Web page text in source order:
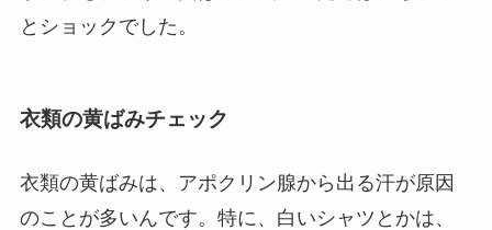
とショックでした。
衣類の黄ばみチェック
衣類の黄ばみは、アポクリン腺から出る汗が原因
のことが多いんです。特に、白いシャツとかは、